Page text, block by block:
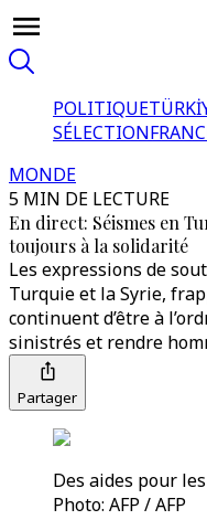
POLITIQUE
SÉLECTION
MONDE
5 MIN DE LECTURE
En direct: Séismes en
toujours à la solidarité
Les expressions de
Turquie et la Syrie,
continuent d’être à
sinistrés et rendre
Partager
Des aides pour
Photo: AFP / AFP